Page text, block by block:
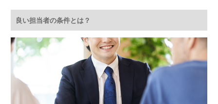
良い担当者の条件とは？